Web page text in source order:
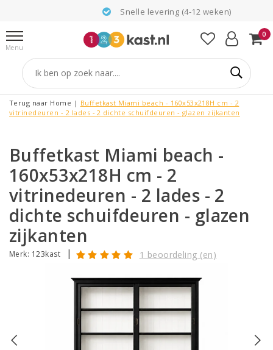
Snelle levering (4-12 weken)
Menu
0
Terug naar Home | Buffetkast Miami beach - 160x53x218H cm - 2
vitrinedeuren - 2 lades - 2 dichte schuifdeuren - glazen zijkanten
Buffetkast Miami beach -
160x53x218H cm - 2
vitrinedeuren - 2 lades - 2
dichte schuifdeuren - glazen
zijkanten
Merk: 123kast | 1 beoordeling (en)